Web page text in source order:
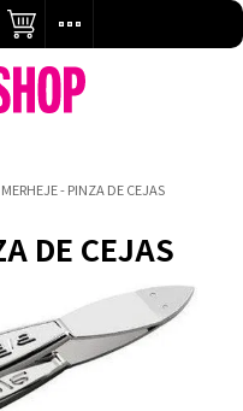
MERHEJE - PINZA DE CEJAS
DE CEJAS